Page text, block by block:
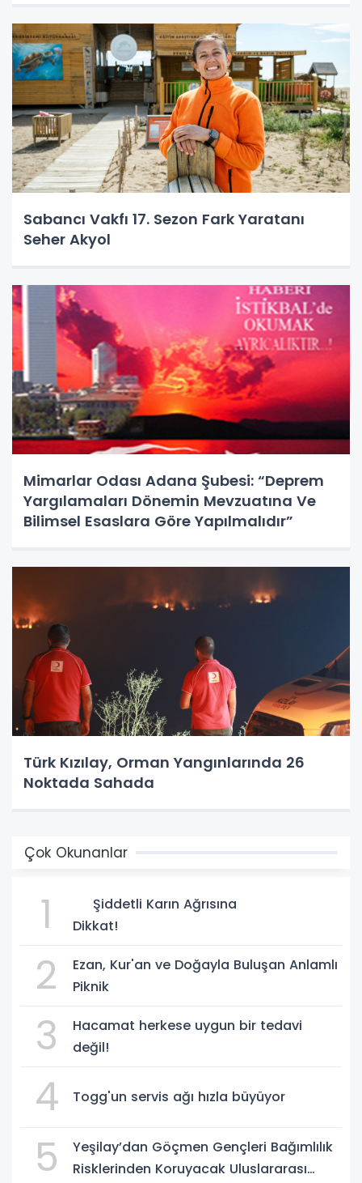
Sabancı Vakfı 17. Sezon Fark Yaratanı
Seher Akyol
Mimarlar Odası Adana Şubesi: “Deprem
Yargılamaları Dönemin Mevzuatına Ve
Bilimsel Esaslara Göre Yapılmalıdır”
Türk Kızılay, Orman Yangınlarında 26
Noktada Sahada
Çok Okunanlar
1
Şiddetli Karın Ağrısına
Dikkat!
2
Ezan, Kur'an ve Doğayla Buluşan Anlamlı
Piknik
3
Hacamat herkese uygun bir tedavi
değil!
4 Togg'un servis ağı hızla büyüyor
5
Yeşilay’dan Göçmen Gençleri Bağımlılık
Risklerinden Koruyacak Uluslararası